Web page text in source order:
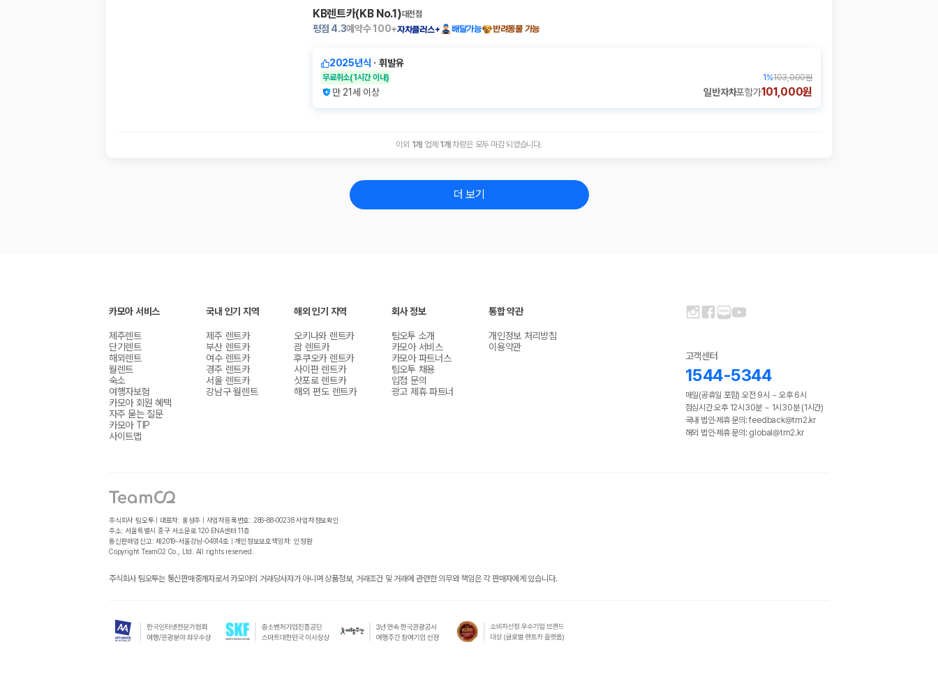
KB렌트카(KB No.1)대전점
평점 4.3예약수100+자차플러스+ 배달가능 반려동물 가능
2025년식 ㆍ휘발유
무료취소(1시간 이내) 1 %103,000원
만 21세 이상 일반자차포함가101,000원
이외 1개 업체 1 개 차량은 모두 마감 되었습니다.
더 보기
카모아 서비스
제주렌트
단기렌트
해외렌트
월렌트
숙소
여행자보험
카모아 회원 혜택
자주 묻는 질문
카모아 TIP
사이트맵
국내 인기 지역
제주 렌트카
부산 렌트카
여수 렌트카
경주 렌트카
서울 렌트카
강남구 월렌트
해외 인기 지역
오키나와 렌트카
괌 렌트카
후쿠오카 렌트카
사이판 렌트카
삿포로 렌트카
해외 편도 렌트카
회사 정보
팀오투 소개
카모아 서비스
카모아 파트너스
팀오투 채용
입점 문의
광고 제휴 파트너
통합 약관
개인정보 처리방침
이용약관
고객센터
1544-5344
매일(공휴일 포함) 오전 9시 ~ 오후 6시
점심시간 오후 12시30분 ~ 1시30분 (1시간)
국내 법인·제휴 문의: feedback@tm2.kr
해외 법인·제휴 문의: global@tm2.kr
주식회사 팀오투 | 대표자: 홍성주 | 사업자등록번호: 286-88-00238 사업자정보확인
주소: 서울특별시 중구 서소문로 120 ENA센터 11층
통신판매업신고: 제2019-서울강남-04914호 | 개인정보보호책임자: 인정환
Copyright TeamO2 Co., Ltd. All rights reserved.
주식회사 팀오투는 통신판매중개자로서 카모아의 거래당사자가 아니며 상품정보, 거래조건 및 거래에 관련한 의무와 책임은 각 판매자에게 있습니다.